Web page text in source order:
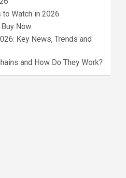
Watch in 2026
Now
Key News, Trends and
and How Do They Work?